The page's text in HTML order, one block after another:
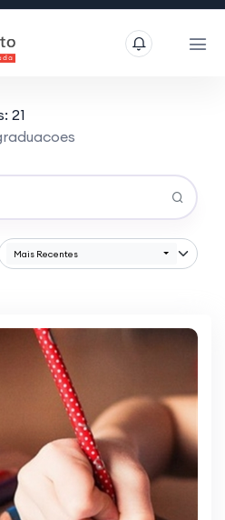
21
Mais Recentes